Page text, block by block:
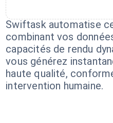
Swiftask automatise
combinant vos
capacités de rendu
vous générez
haute qualité,
intervention humaine.